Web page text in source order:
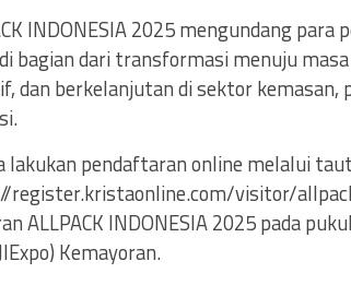
INDONESIA 2025 mengundang
bagian dari transformasi menuju
dan berkelanjutan di sektor kemasan,
lakukan pendaftaran online melalui
register.kristaonline.com/visitor/
ALLPACK INDONESIA 2025 pada
Kemayoran.